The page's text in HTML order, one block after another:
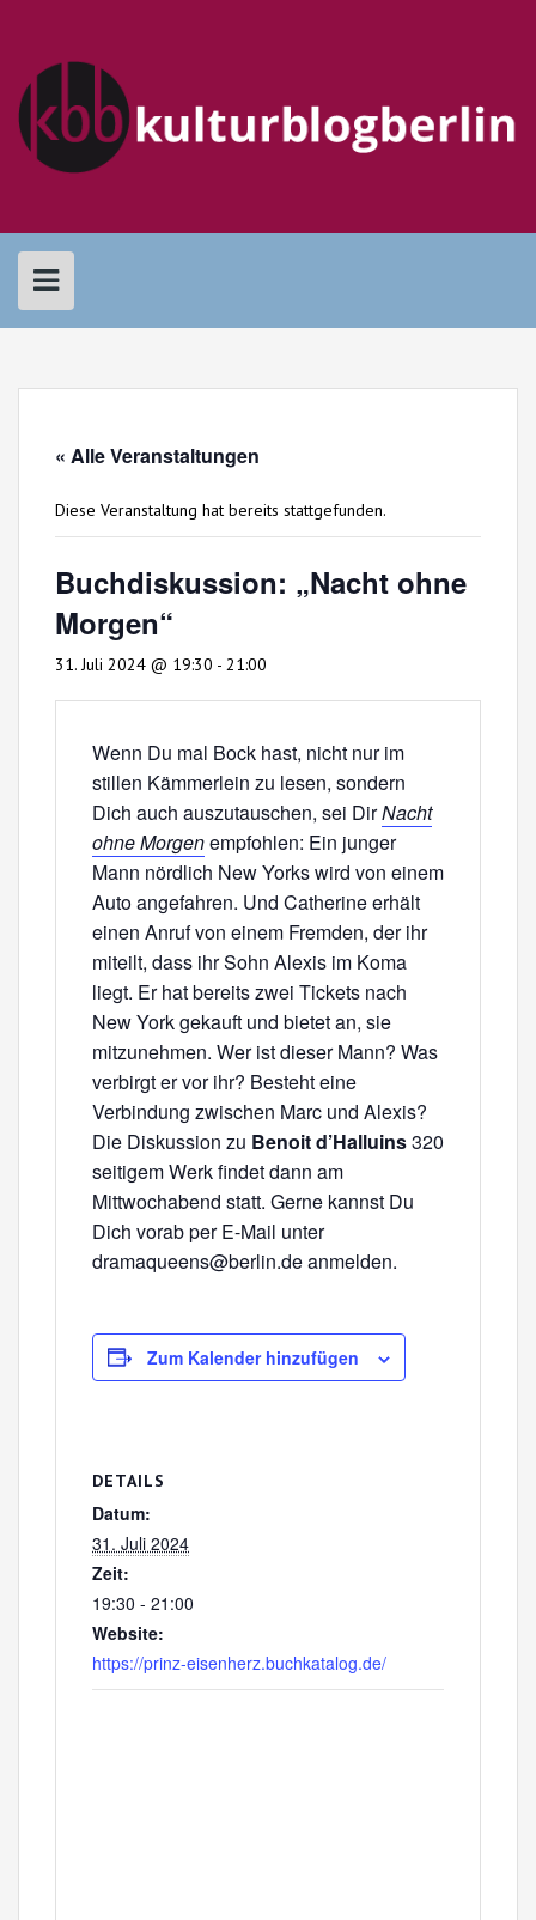
« Alle Veranstaltungen
Diese Veranstaltung hat bereits stattgefunden.
Buchdiskussion: „Nacht ohne
Morgen“
31. Juli 2024 @ 19:30 - 21:00
Wenn Du mal Bock hast, nicht nur im
stillen Kämmerlein zu lesen, sondern
Dich auch auszutauschen, sei DirNacht
ohne Morgenempfohlen: Ein junger
Mann nördlich New Yorks wird von einem
Auto angefahren. Und Catherine erhält
einen Anruf von einem Fremden, der ihr
miteilt, dass ihr Sohn Alexis im Koma
liegt. Er hat bereits zwei Tickets nach
New York gekauft und bietet an, sie
mitzunehmen. Wer ist dieser Mann? Was
verbirgt er vor ihr? Besteht eine
Verbindung zwischen Marc und Alexis?
Die Diskussion zu Benoit d’Halluins320
seitigem Werk findet dann am
Mittwochabend statt. Gerne kannst Du
Dich vorab per E-Mail unter
dramaqueens@berlin.de anmelden.
Zum Kalender hinzufügen
DETAILS
Datum:
31. Juli 2024
Zeit:
19:30 - 21:00
Website:
https://prinz-eisenherz.buchkatalog.de/